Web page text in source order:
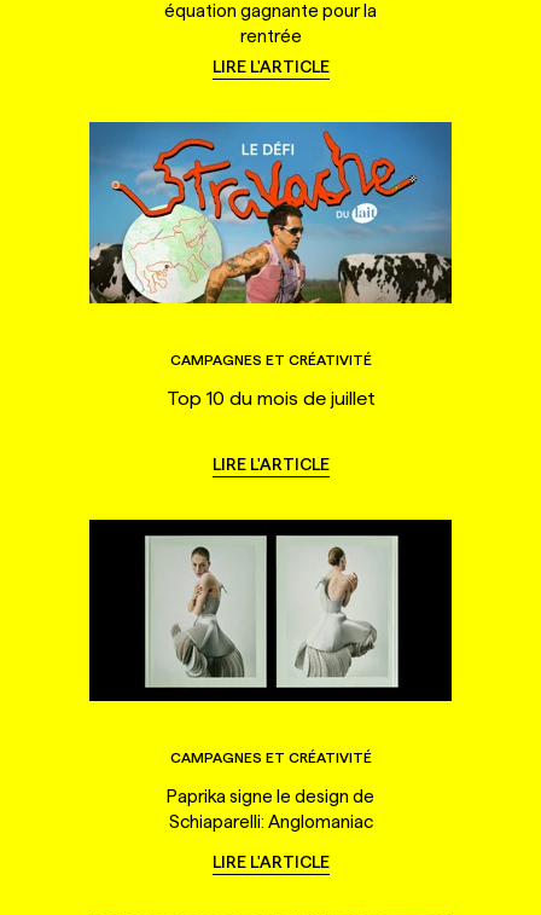
équation gagnante pour la
rentrée
LIRE L'ARTICLE
CAMPAGNES ET CRÉATIVITÉ
Top 10 du mois de juillet
LIRE L'ARTICLE
CAMPAGNES ET CRÉATIVITÉ
Paprika signe le design de
Schiaparelli: Anglomaniac
LIRE L'ARTICLE